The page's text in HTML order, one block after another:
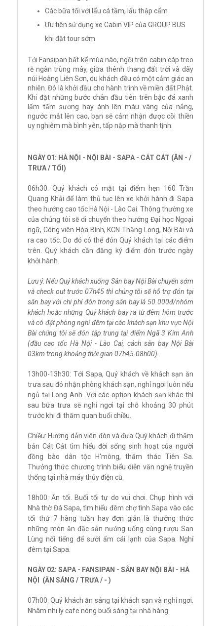
Các bữa tối với lẩu cá tầm, lẩu thập cẩm
Ưu tiên sử dụng xe Cabin VIP của GROUP BUS
khi đặt tour sớm
Tới Fansipan bất kể mùa nào, ngồi trên cabin cáp treo
rẽ ngàn trùng mây, giữa thênh thang đất trời và dãy
núi Hoàng Liên Sơn, du khách đều có một cảm giác an
nhiên. Đó là khởi đầu cho hành trình về miền đất Phật.
Khi đặt những bước chân đầu tiên trên bậc đá xanh
lấm tấm sương hay ánh lên màu vàng của nắng,
ngước mắt lên cao, bạn sẽ cảm nhận được cõi thiền
uy nghiêm mà bình yên, tấp nập mà thanh tịnh.
NGÀY 01: HÀ NỘI - NỘI BÀI - SAPA - CÁT CÁT (ĂN - /
TRƯA / TỐI)
06h30: Quý khách có mặt tại điểm hẹn 160 Trần
Quang Khải để làm thủ tục lên xe khởi hành đi Sapa
theo hướng cao tốc Hà Nội - Lào Cai. Thông thường xe
của chúng tôi sẽ di chuyển theo hướng Đại học Ngoại
ngữ, Công viên Hòa Bình, KCN Thăng Long, Nội Bài và
ra cao tốc. Do đó có thể đón Quý khách tại các điểm
trên. Quý khách cần đăng ký điểm đón trước ngày
khởi hành.
Lưu ý: Nếu Quý khách xuống Sân bay Nội Bài chuyến sớm
và check out trước 07h45 thì chúng tôi sẽ hỗ trợ đón tại
sân bay với chi phí đón trong sân bay là 50.000đ/nhóm
khách hoặc những Quý khách bay ra từ đêm hôm trước
và có đặt phòng nghỉ đêm tại các khách sạn khu vực Nội
Bài chúng tôi sẽ đón tập trung tại điểm Ngã 3 Kim Anh
(đầu cao tốc Hà Nội - Lào Cai, cách sân bay Nội Bài
03km trong khoảng thời gian 07h45-08h00).
13h00-13h30: Tới Sapa, Quý khách về khách sạn ăn
trưa sau đó nhận phòng khách sạn, nghỉ ngơi luôn nếu
ngủ tại Long Anh. Với các option khách sạn khác thì
sau bữa trưa sẽ nghỉ ngơi tại chỗ khoảng 30 phút
trước khi đi thăm quan buổi chiều.
Chiều: Hướng dẫn viên đón và đưa Quý khách đi thăm
bản Cát Cát tìm hiểu đời sống sinh hoạt của người
đồng bào dân tộc H'mông, thăm thác Tiên Sa.
Thưởng thức chương trình biểu diễn văn nghệ truyền
thống tại nhà máy thủy điện cũ.
18h00: Ăn tối. Buổi tối tự do vui chơi. Chụp hình với
Nhà thờ Đá Sapa, tìm hiểu đêm chợ tình Sapa vào các
tối thứ 7 hàng tuần hay đơn giản là thưởng thức
những món ăn đặc sản nướng uống cùng rượu San
Lùng nổi tiếng để sưởi ấm cái lạnh của Sapa. Nghỉ
đêm tại Sapa.
NGÀY 02: SAPA - FANSIPAN - SÂN BAY NỘI BÀI - HÀ
NỘI (ĂN SÁNG / TRƯA / - )
07h00: Quý khách ăn sáng tại khách sạn và nghỉ ngơi.
Nhâm nhi ly cafe nóng buổi sáng tại nhà hàng.